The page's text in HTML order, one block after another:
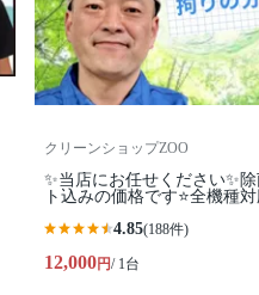
クリーンショップZOO
✨当店にお任せください✨
ト込みの価格です⭐️全機種
4.85(188件)
12,000円/ 1台